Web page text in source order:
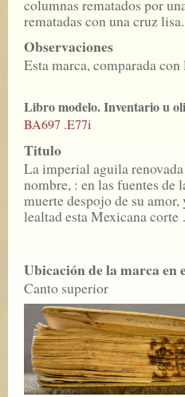
columnas rematados por
rematadas con una cruz lisa.
Observaciones
Esta marca, comparada
Libro modelo. Inventario u
BA697 .E77i
Titulo
La imperial aguila
nombre, : en las fuentes de
muerte despojo de su
lealtad esta Mexicana
Ubicación de la marca en
Canto superior